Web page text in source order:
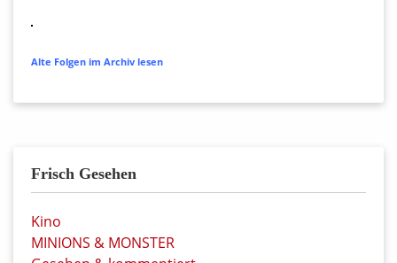
Alte Folgen im Archiv lesen
Frisch Gesehen
Kino
MINIONS & MONSTER